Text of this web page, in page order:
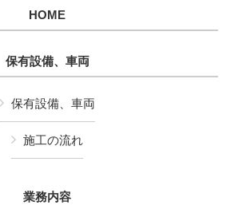
HOME
保有設備、車両
保有設備、車両
施工の流れ
業務内容